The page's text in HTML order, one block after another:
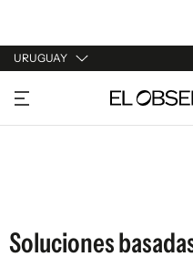
URUGUAY
URUGUAY
ARGENTINA
Soluciones